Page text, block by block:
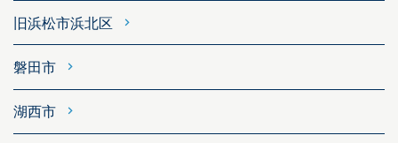
旧浜松市浜北区
磐田市
湖西市